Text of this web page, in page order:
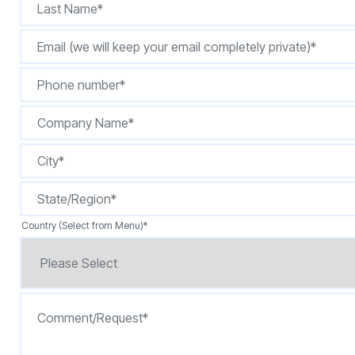
按型号划分的产品
Country (Select from Menu)*